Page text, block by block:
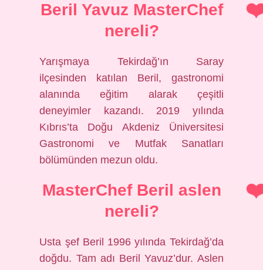
Beril Yavuz MasterChef
nereli?
Yarışmaya Tekirdağ’ın Saray
ilçesinden katılan Beril, gastronomi
alanında eğitim alarak çeşitli
deneyimler kazandı. 2019 yılında
Kıbrıs’ta Doğu Akdeniz Üniversitesi
Gastronomi ve Mutfak Sanatları
bölümünden mezun oldu.
MasterChef Beril aslen
nereli?
Usta şef Beril 1996 yılında Tekirdağ’da
doğdu. Tam adı Beril Yavuz’dur. Aslen